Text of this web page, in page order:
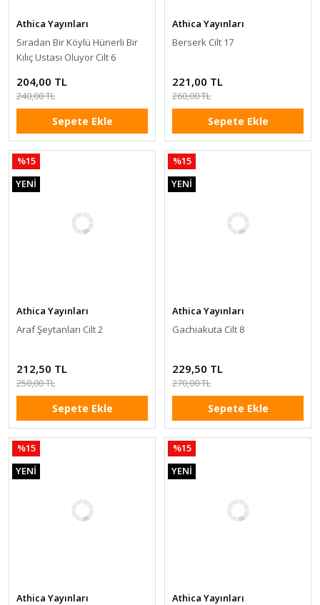
Athica Yayınları
Sıradan Bir Köylü Hünerli Bir
Kılıç Ustası Oluyor Cilt 6
204,00 TL
240,00 TL
Sepete Ekle
Athica Yayınları
Berserk Cilt 17
221,00 TL
260,00 TL
Sepete Ekle
%15
YENİ
Athica Yayınları
Araf Şeytanları Cilt 2
212,50 TL
250,00 TL
Sepete Ekle
%15
YENİ
Athica Yayınları
Gachiakuta Cilt 8
229,50 TL
270,00 TL
Sepete Ekle
%15
YENİ
Athica Yayınları
%15
YENİ
Athica Yayınları